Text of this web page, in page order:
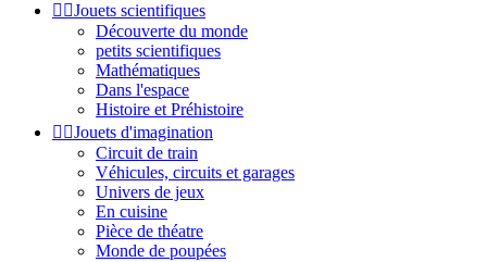
 Jouets scientifiques
Découverte du monde
petits scientifiques
Mathématiques
Dans l'espace
Histoire et Préhistoire
 Jouets d'imagination
Circuit de train
Véhicules, circuits et garages
Univers de jeux
En cuisine
Pièce de théatre
Monde de poupées